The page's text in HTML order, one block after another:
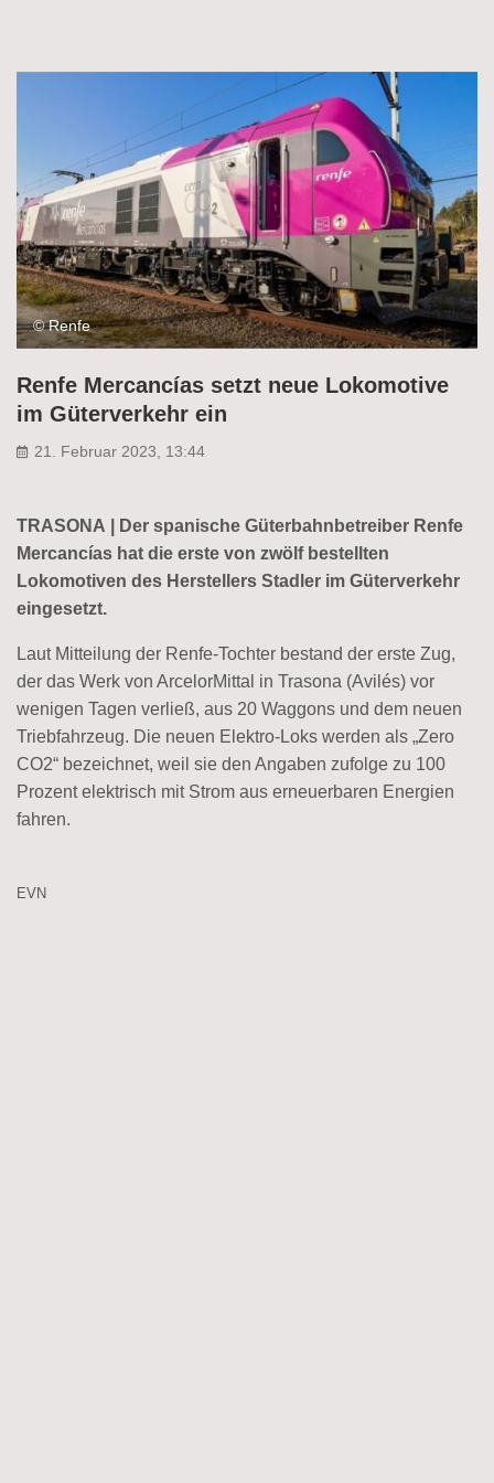
© Renfe
Renfe Mercancías setzt neue Lokomotive
im Güterverkehr ein
21. Februar 2023, 13:44
TRASONA | Der spanische Güterbahnbetreiber Renfe
Mercancías hat die erste von zwölf bestellten
Lokomotiven des Herstellers Stadler im Güterverkehr
eingesetzt.
Laut Mitteilung der Renfe-Tochter bestand der erste Zug,
der das Werk von ArcelorMittal in Trasona (Avilés) vor
wenigen Tagen verließ, aus 20 Waggons und dem neuen
Triebfahrzeug. Die neuen Elektro-Loks werden als „Zero
CO2“ bezeichnet, weil sie den Angaben zufolge zu 100
Prozent elektrisch mit Strom aus erneuerbaren Energien
fahren.
EVN